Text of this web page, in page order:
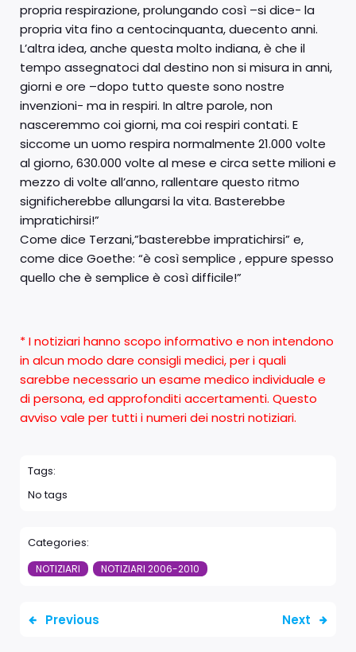
propria respirazione, prolungando così –si dice- la
propria vita fino a centocinquanta, duecento anni.
L’altra idea, anche questa molto indiana, è che il
tempo assegnatoci dal destino non si misura in anni,
giorni e ore –dopo tutto queste sono nostre
invenzioni- ma in respiri. In altre parole, non
nasceremmo coi giorni, ma coi respiri contati. E
siccome un uomo respira normalmente 21.000 volte
al giorno, 630.000 volte al mese e circa sette milioni e
mezzo di volte all’anno, rallentare questo ritmo
significherebbe allungarsi la vita. Basterebbe
impratichirsi!”
Come dice Terzani,”basterebbe impratichirsi” e,
come dice Goethe: “è così semplice , eppure spesso
quello che è semplice è così difficile!”
* I notiziari hanno scopo informativo e non intendono
in alcun modo dare consigli medici, per i quali
sarebbe necessario un esame medico individuale e
di persona, ed approfonditi accertamenti. Questo
avviso vale per tutti i numeri dei nostri notiziari.
Tags:
No tags
Categories:
NOTIZIARI NOTIZIARI 2006-2010
Previous Next